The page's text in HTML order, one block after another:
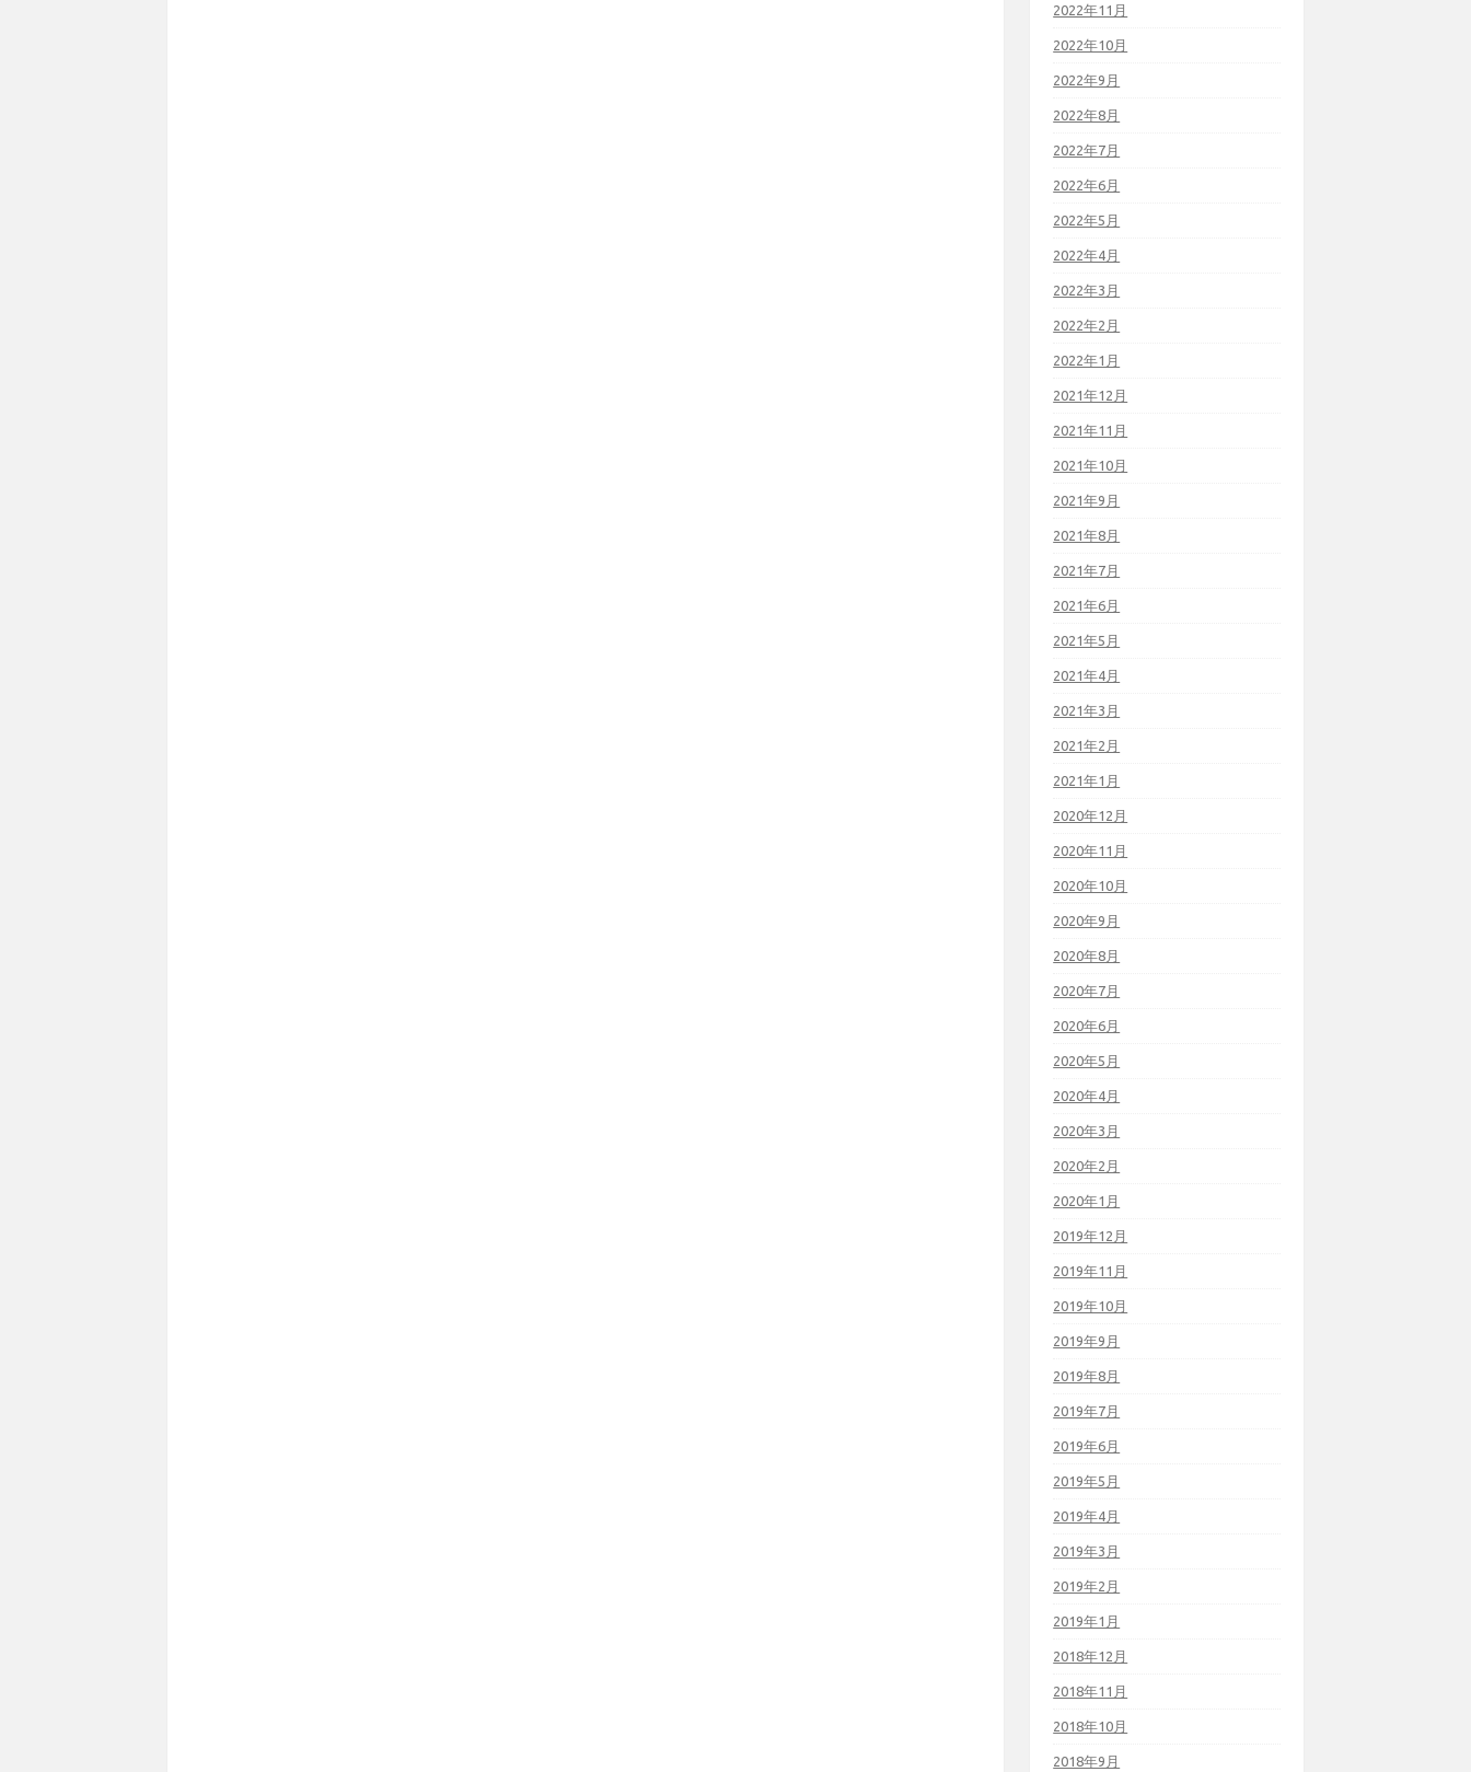
2022年11月
2022年10月
2022年9月
2022年8月
2022年7月
2022年6月
2022年5月
2022年4月
2022年3月
2022年2月
2022年1月
2021年12月
2021年11月
2021年10月
2021年9月
2021年8月
2021年7月
2021年6月
2021年5月
2021年4月
2021年3月
2021年2月
2021年1月
2020年12月
2020年11月
2020年10月
2020年9月
2020年8月
2020年7月
2020年6月
2020年5月
2020年4月
2020年3月
2020年2月
2020年1月
2019年12月
2019年11月
2019年10月
2019年9月
2019年8月
2019年7月
2019年6月
2019年5月
2019年4月
2019年3月
2019年2月
2019年1月
2018年12月
2018年11月
2018年10月
2018年9月